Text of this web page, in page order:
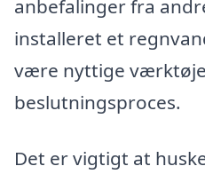
anbefalinger fra
installeret et
være nyttige
beslutningsproces.
Det er vigtigt at